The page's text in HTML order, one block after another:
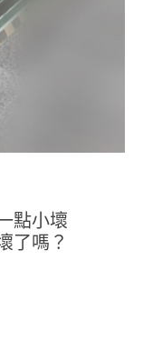
點小壞
了嗎？